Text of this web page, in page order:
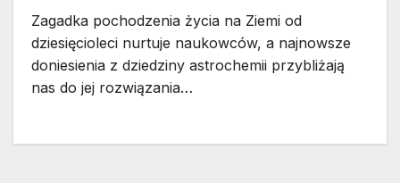
Zagadka pochodzenia życia na Ziemi od
dziesięcioleci nurtuje naukowców, a najnowsze
doniesienia z dziedziny astrochemii przybliżają
nas do jej rozwiązania…